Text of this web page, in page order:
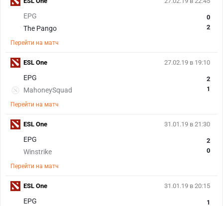
EPG
The Pango
0
2
Перейти на матч
27.02.19 в 19:10
EPG
MahoneySquad
2
1
Перейти на матч
ESL One
31.01.19 в 21:30
EPG
Winstrike
2
0
Перейти на матч
ESL One
31.01.19 в 20:15
EPG
1
ESL One